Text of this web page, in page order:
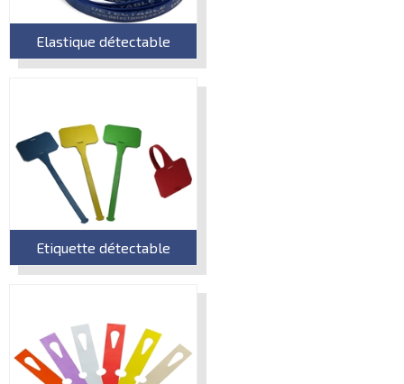
Elastique détectable
Etiquette détectable